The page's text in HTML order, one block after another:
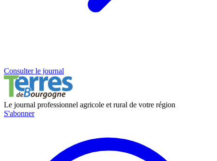
Consulter le journal
Le journal professionnel agricole et rural de votre région
S'abonner